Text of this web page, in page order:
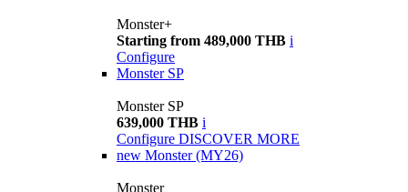
Monster+
Starting from 489,000 THB i
Configure
Monster SP
Monster SP
639,000 THB i
Configure DISCOVER MORE
new Monster (MY26)
Monster